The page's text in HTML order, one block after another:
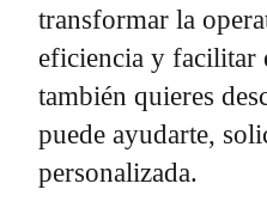
transformar la
eficiencia y facilitar
también quieres
puede ayudarte,
personalizada.